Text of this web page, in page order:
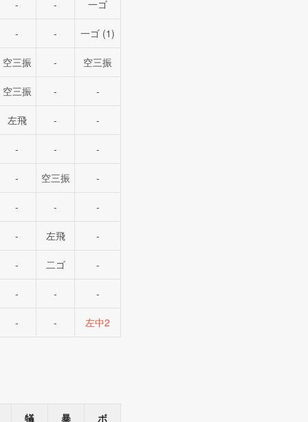
- - 一ゴ
- - 一ゴ (1)
空三振 - 空三振
空三振 - -
左飛 - -
- - -
- 空三振 -
- - -
- 左飛 -
- 二ゴ -
- - -
- - 左中2
犠 暴 ボ